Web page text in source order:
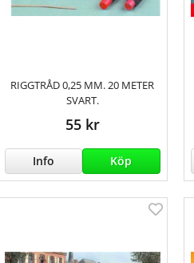
RIGGTRÅD 0,25 MM. 20 METER
SVART.
55 kr
Info Köp